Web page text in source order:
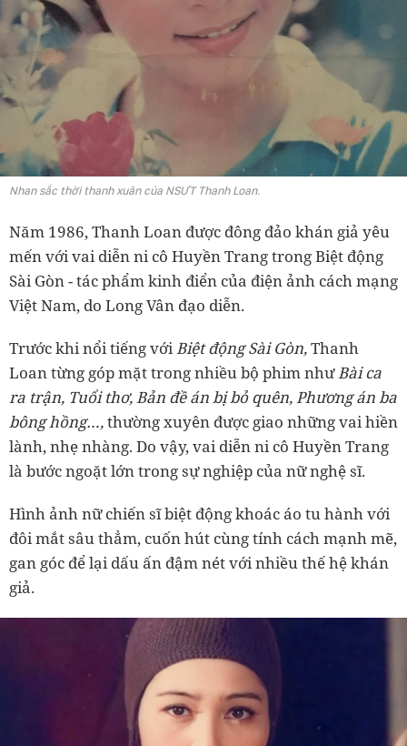
Nhan sắc thời thanh xuân của NSƯT Thanh Loan.
Năm 1986, Thanh Loan được đông đảo khán giả yêu
mến với vai diễn ni cô Huyền Trang trong Biệt động
Sài Gòn - tác phẩm kinh điển của điện ảnh cách mạng
Việt Nam, do Long Vân đạo diễn.
Trước khi nổi tiếng vớiBiệt động Sài Gòn,Thanh
Loan từng góp mặt trong nhiều bộ phim nhưBài ca
ra trận, Tuổi thơ, Bản đề án bị bỏ quên, Phương án ba
bông hồng…,thường xuyên được giao những vai hiền
lành, nhẹ nhàng. Do vậy, vai diễn ni cô Huyền Trang
là bước ngoặt lớn trong sự nghiệp của nữ nghệ sĩ.
Hình ảnh nữ chiến sĩ biệt động khoác áo tu hành với
đôi mắt sâu thẳm, cuốn hút cùng tính cách mạnh mẽ,
gan góc để lại dấu ấn đậm nét với nhiều thế hệ khán
giả.